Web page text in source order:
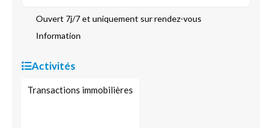
Ouvert 7j/7 et uniquement sur rendez-vous
Information
Activités
Transactions immobilières